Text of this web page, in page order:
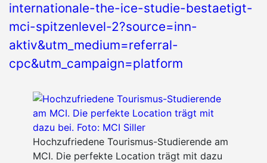
internationale-the-ice-studie-bestaetigt-
mci-spitzenlevel-2?source=inn-
aktiv&utm_medium=referral-
cpc&utm_campaign=platform
Hochzufriedene Tourismus-Studierende am
MCI. Die perfekte Location trägt mit dazu